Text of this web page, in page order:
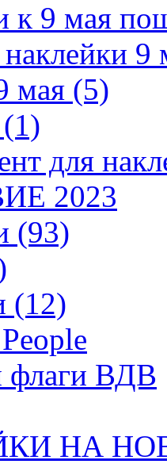
к 9 мая
9
мая (5)
для
2023
(93)
(12)
флаги ВДВ
НА